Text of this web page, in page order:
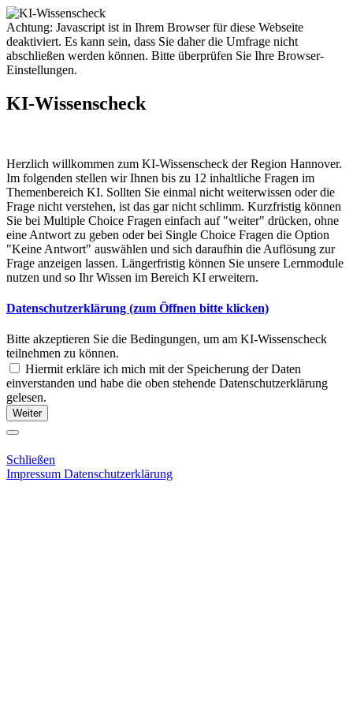
Achtung: Javascript ist in Ihrem Browser für diese Webseite
deaktiviert. Es kann sein, dass Sie daher die Umfrage nicht
abschließen werden können. Bitte überprüfen Sie Ihre Browser-
Einstellungen.
KI-Wissenscheck
Herzlich willkommen zum KI-Wissenscheck der Region Hannover.
Im folgenden stellen wir Ihnen bis zu 12 inhaltliche Fragen im
Themenbereich KI. Sollten Sie einmal nicht weiterwissen oder die
Frage nicht verstehen, ist das gar nicht schlimm. Kurzfristig können
Sie bei Multiple Choice Fragen einfach auf "weiter" drücken, ohne
eine Antwort zu geben oder bei Single Choice Fragen die Option
"Keine Antwort" auswählen und sich daraufhin die Auflösung zur
Frage anzeigen lassen. Längerfristig können Sie unsere Lernmodule
nutzen und so Ihr Wissen im Bereich KI erweitern.
Datenschutzerklärung (zum Öffnen bitte klicken)
Bitte akzeptieren Sie die Bedingungen, um am KI-Wissenscheck
teilnehmen zu können.
Hiermit erkläre ich mich mit der Speicherung der Daten
einverstanden und habe die oben stehende Datenschutzerklärung
gelesen.
Weiter
Schließen
Impressum Datenschutzerklärung